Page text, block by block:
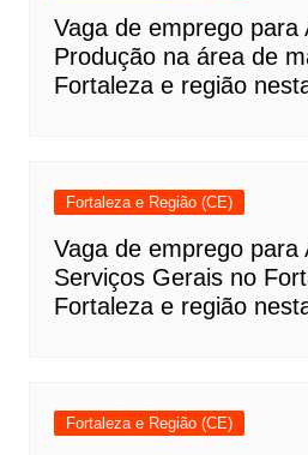
Vaga de emprego para
Produção na área de
Fortaleza e região
Fortaleza e Região (CE)
Vaga de emprego para
Serviços Gerais no
Fortaleza e região
Fortaleza e Região (CE)